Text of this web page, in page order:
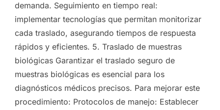
demanda. Seguimiento en tiempo real:
implementar tecnologías que permitan monitorizar
cada traslado, asegurando tiempos de respuesta
rápidos y eficientes. 5. Traslado de muestras
biológicas Garantizar el traslado seguro de
muestras biológicas es esencial para los
diagnósticos médicos precisos. Para mejorar este
procedimiento: Protocolos de manejo: Establecer